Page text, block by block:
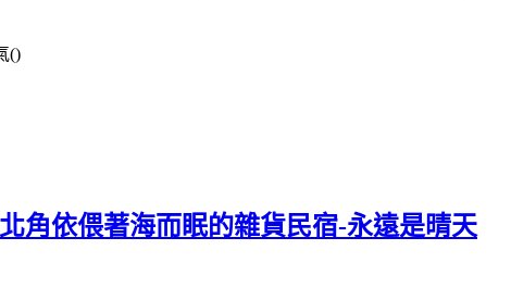
()
角依偎著海而眠的雜貨民宿-永遠是晴天